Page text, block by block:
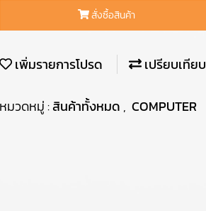
สั่งซื้อสินค้า
เพิ่มรายการโปรด เปรียบเทียบ
หมวดหมู่ :สินค้าทั้งหมด , COMPUTER